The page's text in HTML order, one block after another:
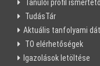
Tanulói profil ismertető
TudásTár
Aktuális tanfolyami
TO elérhetőségek
Igazolások letöltése